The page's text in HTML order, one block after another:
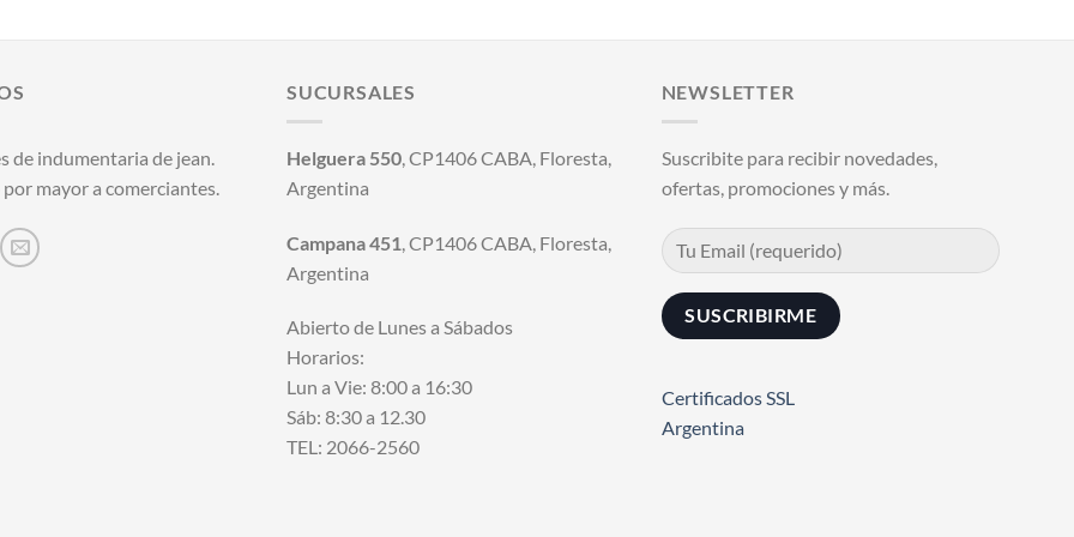
de indumentaria de jean.
mayor a comerciantes.
SUCURSALES
Helguera 550 , CP1406 CABA, Floresta,
Argentina
Campana 451 , CP1406 CABA, Floresta,
Argentina
Abierto de Lunes a Sábados
Horarios:
Lun a Vie: 8:00 a 16:30
Sáb: 8:30 a 12.30
TEL: 2066-2560
NEWSLETTER
Suscribite para recibir novedades,
ofertas, promociones y más.
Certificados SSL
Argentina